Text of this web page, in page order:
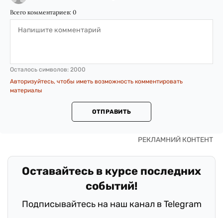
Всего комментариев: 0
Осталось символов: 2000
Авторизуйтесь, чтобы иметь возможность комментировать
материалы
ОТПРАВИТЬ
Оставайтесь в курсе последних
событий!
Подписывайтесь на наш канал в Telegram